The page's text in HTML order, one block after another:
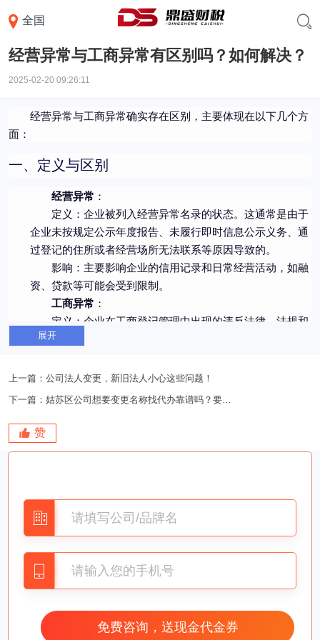
全国
首页 >> 新闻中心 >>工商变更
经营异常与工商异常有区别吗？如何解决？
2025-02-20 09:26:11
经营异常与工商异常确实存在区别，主要体现在以下几个方
面：
一、定义与区别
经营异常 ：
定义：企业被列入经营异常名录的状态。这通常是由于
企业未按规定公示年度报告、未履行即时信息公示义务、通
过登记的住所或者经营场所无法联系等原因导致的。
影响：主要影响企业的信用记录和日常经营活动，如融
资、贷款等可能会受到限制。
工商异常 ：
定义：企业在工商登记管理中出现的违反法律、法规和
规章的行为所导致的状态。这包括注册资本不符合规定、登
符合规定等情形。
影响：不仅影响企业的正常经营，还可能导致企业面临
二、解决方法
入经营异常名录，应及时补报年度报告并公示。
更新联系信息：如果企业因通过登记的住所或经营场所
商部门能够与企业取得联系。
更正公示信息：如果企业在公示信息时隐瞒真实情况或
工商异常的解决方法
分析原因并整改：企业首先需要分析导致工商异常的具
展开
上一篇： 公司法人变更，新旧法人小心这些问题！
下一篇：
姑苏区公司想要变更名称找代办靠谱吗？要多少费用？
赞